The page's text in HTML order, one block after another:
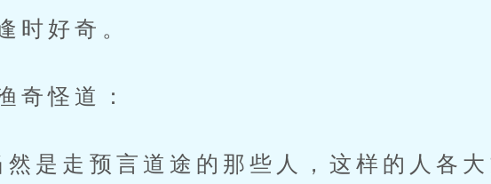
时好奇。
奇怪道：
然是走预言道途的那些人，这样的人各